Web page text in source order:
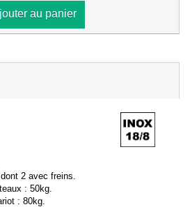
au panier
2 avec freins.
: 50kg.
: 80kg.